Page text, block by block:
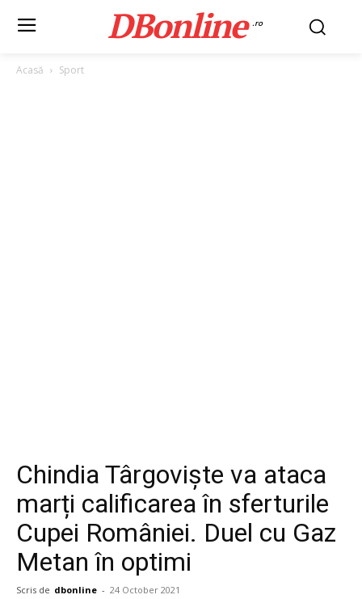
DBonline .ro
Acasă Sport
Chindia Târgoviște va ataca
marți calificarea în sferturile
Cupei României. Duel cu Gaz
Metan în optimi
Scris de dbonline - 24 October 2021